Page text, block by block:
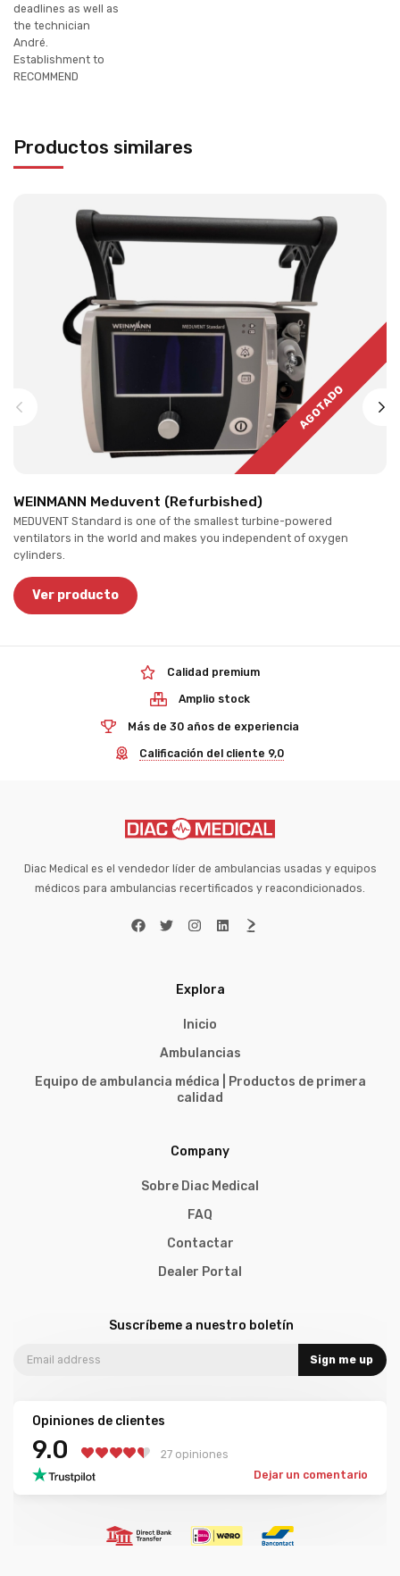
deadlines as well as
the technician
André.
Establishment to
RECOMMEND
Productos similares
AGOTADO
WEINMANN Meduvent (Refurbished)
MEDUVENT Standard is one of the smallest turbine-powered
ventilators in the world and makes you independent of oxygen
cylinders.
Ver producto
Calidad premium
Amplio stock
Más de 30 años de experiencia
Calificación del cliente 9,0
Diac Medical es el vendedor líder de ambulancias usadas y equipos
médicos para ambulancias recertificados y reacondicionados.
Explora
Inicio
Ambulancias
Equipo de ambulancia médica | Productos de primera
calidad
Company
Sobre Diac Medical
FAQ
Contactar
Dealer Portal
Suscríbeme a nuestro boletín
Sign me up
Opiniones de clientes
9.0
27 opiniones
Dejar un comentario